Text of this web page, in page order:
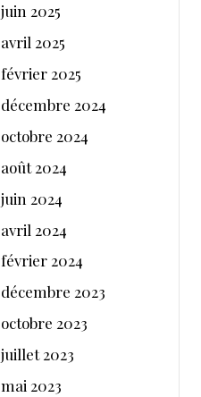
juin 2025
avril 2025
février 2025
décembre 2024
octobre 2024
août 2024
juin 2024
avril 2024
février 2024
décembre 2023
octobre 2023
juillet 2023
mai 2023